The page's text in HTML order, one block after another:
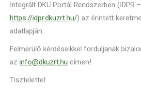
Integrált DKÜ Portál Rendszerben (IDPR –
https://idpr.dkuzrt.hu/) az érintett
adatlapján.
Felmerülő kérdéseikkel forduljanak
az info@dkuzrt.hu címen!
Tisztelettel: